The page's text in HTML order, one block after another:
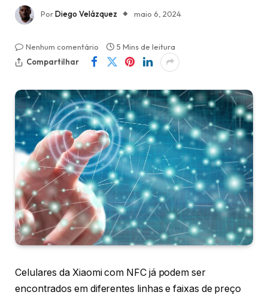
PorDiego Velázquez maio 6, 2024
Nenhum comentário
5 Mins de leitura
Compartilhar
Celulares da Xiaomi com NFC já podem ser
encontrados em diferentes linhas e faixas de preço